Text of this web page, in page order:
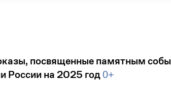
посвященные памятным
России на 2025 год0+